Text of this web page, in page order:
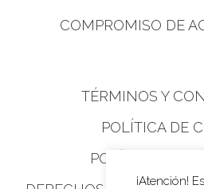
COMPROMISO DE
TÉRMINOS Y
POLÍTICA DE
POLÍTICA DE
¡Atención!